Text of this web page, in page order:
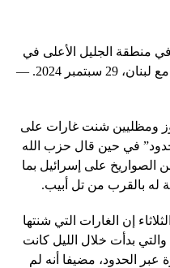
في منطقة الجليل الأعلى في
شمال إسرائيل بالقرب من الحدود مع لبنان، 29 سبتمبر 2024. —
ومظليين شنت غارات على
في حين قال حزب الله
الصواريخ على إسرائيل بما
له بالقرب من تل أبيب.
إن الغارات التي شنتها
والتي بدأت خلال الليل كانت
عبر الحدود، مضيفا أنه لم